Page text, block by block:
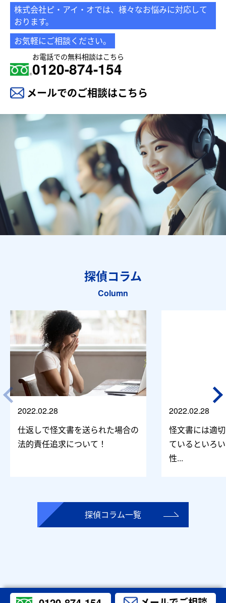
株式会社ピ・アイ・オでは、様々なお悩みに対応して
おります。
お気軽にご相談ください。
お電話での無料相談はこちら
0120-874-154
メールでのご相談はこちら
探偵コラム
Column
2022.02.28
仕返しで怪文書を送られた場合の
法的責任追求について！
2022.02.28
怪文書には適
ているといろ
性...
探偵コラム一覧